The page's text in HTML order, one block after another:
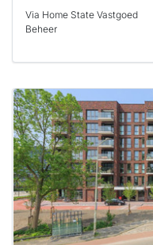
Via Home State Vastgoed
Beheer
Deze woning
is
waarschijnlijk
al verhuurd
Om kans te
maken moet je
binnen 15
minuten
reageren.
Stekkies helpt
je hierbij!